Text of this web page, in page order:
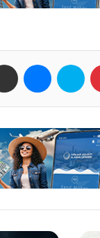
بينتيريست سكايب